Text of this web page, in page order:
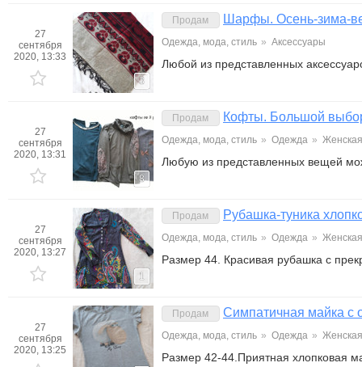
27
сентября
2020, 13:33
3
Продам Шарфы. Осень-зима-
Одежда, мода, стиль » Аксессуары
Любой из представленных
27
сентября
2020, 13:31
8
Продам Кофты. Большой
Одежда, мода, стиль » Одежда » Женская
Любую из представленных вещей
27
сентября
2020, 13:27
1
Продам Рубашка-туника
Одежда, мода, стиль » Одежда » Женская
Размер 44. Красивая рубашка с
27
сентября
2020, 13:25
Продам Симпатичная майка с
Одежда, мода, стиль » Одежда » Женская
Размер 42-44.Приятная хлопковая